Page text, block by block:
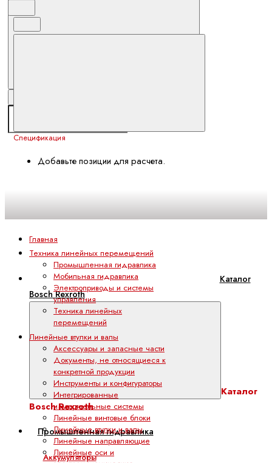
Спецификация
Добавьте позиции для расчета.
Каталог
Bosch Rexroth
Каталог
Bosch Rexroth
Промышленная гидравлика
Аккумуляторы
Главная
Техника линейных перемещений
Промышленная гидравлика
Мобильная гидравлика
Электроприводы и системы
управления
Техника линейных
перемещений
Линейные втулки и валы
Аксессуары и запасные части
Документы, не относящиеся к
конкретной продукции
Инструменты и конфигураторы
Интегрированные
измерительные системы
Линейные винтовые блоки
Линейные втулки и валы
Линейные направляющие
Линейные оси и